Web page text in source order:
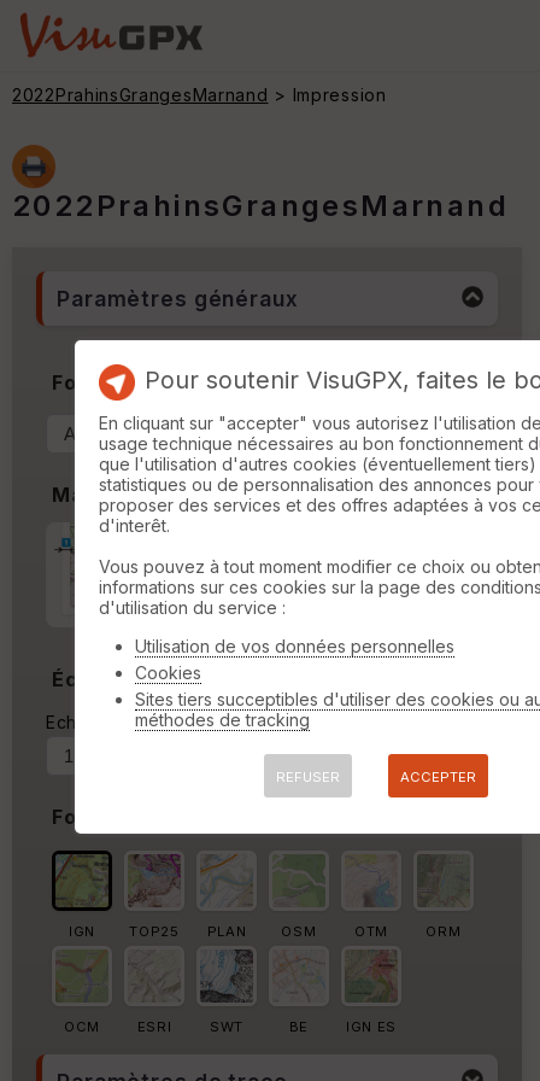
2022PrahinsGrangesMarnand > Impression
2022PrahinsGrangesMarnand
Paramètres généraux
Format & Orientation
Marges
Marge autour de la trace
Échelle
Echelle actuelle : 1/45759
Fond de carte
IGN TOP25 PLAN OSM OTM ORM
OCM ESRI SWT BE IGN ES
Pour soutenir VisuGPX, faites le
En cliquant sur "accepter" vous autorisez l'utilisation
usage technique nécessaires au bon fonctionnement
que l'utilisation d'autres cookies (éventuellement
statistiques ou de personnalisation des annonces pour
proposer des services et des offres adaptées à vos
d'interêt.
Vous pouvez à tout moment modifier ce choix ou
informations sur ces cookies sur la page des
d'utilisation du service :
Utilisation de vos données personnelles
Cookies
Sites tiers succeptibles d'utiliser des cookies ou
méthodes de tracking
REFUSER ACCEPTER